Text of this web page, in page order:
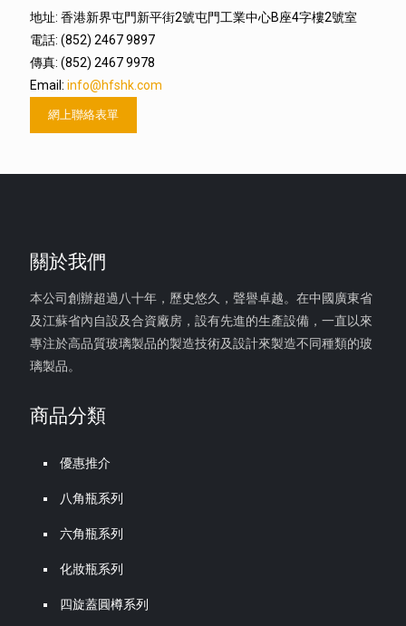
地址: 香港新界屯門新平街2號屯門工業中心B座4字樓2號室
電話: (852) 2467 9897
傳真: (852) 2467 9978
Email: info@hfshk.com
網上聯絡表單
關於我們
本公司創辦超過八十年，歷史悠久，聲譽卓越。在中國廣東省
及江蘇省內自設及合資廠房，設有先進的生產設備，一直以來
專注於高品質玻璃製品的製造技術及設計來製造不同種類的玻
璃製品。
商品分類
優惠推介
八角瓶系列
六角瓶系列
化妝瓶系列
四旋蓋圓樽系列